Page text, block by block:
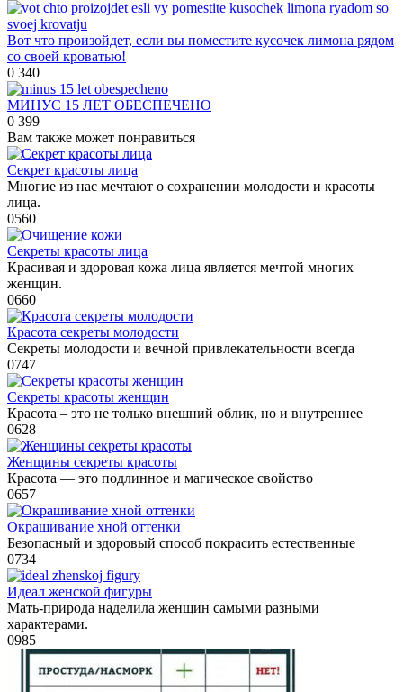
Вот что произойдет, если вы поместите кусочек лимона рядом
со своей кроватью!
0 340
МИНУС 15 ЛЕТ ОБЕСПЕЧЕНО
0 399
Вам также может понравиться
Секрет красоты лица
Многие из нас мечтают о сохранении молодости и красоты
лица.
0560
Секреты красоты лица
Красивая и здоровая кожа лица является мечтой многих
женщин.
0660
Красота секреты молодости
Секреты молодости и вечной привлекательности всегда
0747
Секреты красоты женщин
Красота – это не только внешний облик, но и внутреннее
0628
Женщины секреты красоты
Красота — это подлинное и магическое свойство
0657
Окрашивание хной оттенки
Безопасный и здоровый способ покрасить естественные
0734
Идеал женской фигуры
Мать-природа наделила женщин самыми разными
характерами.
0985